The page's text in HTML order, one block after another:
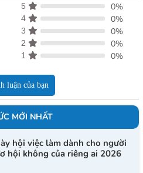
5 0%
4 0%
3 0%
2 0%
1 0%
luận của bạn
MỚI NHẤT
hội việc làm dành cho người
hội không của riêng ai 2026